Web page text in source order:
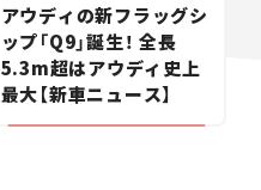
アウディの新フラッグシ
ップ「Q9」誕生！ 全長
5.3m超はアウディ史上
最大【新車ニュース】